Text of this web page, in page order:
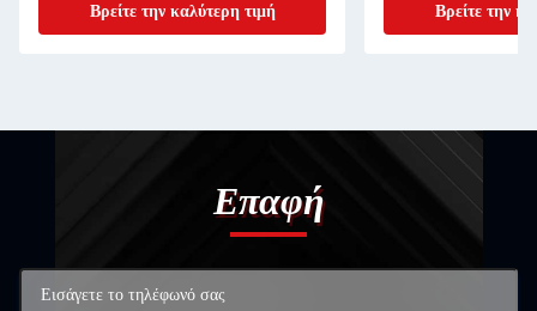
Βρείτε την καλύτερη τιμή
Χάλυβα απόΒρείτε την
Επαφή